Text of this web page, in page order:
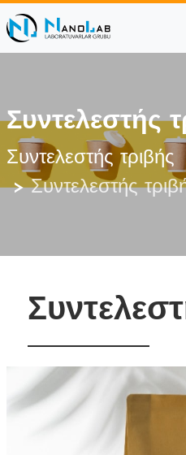
Συντελεστής
Συντελεστής τριβής
Συντελεστής